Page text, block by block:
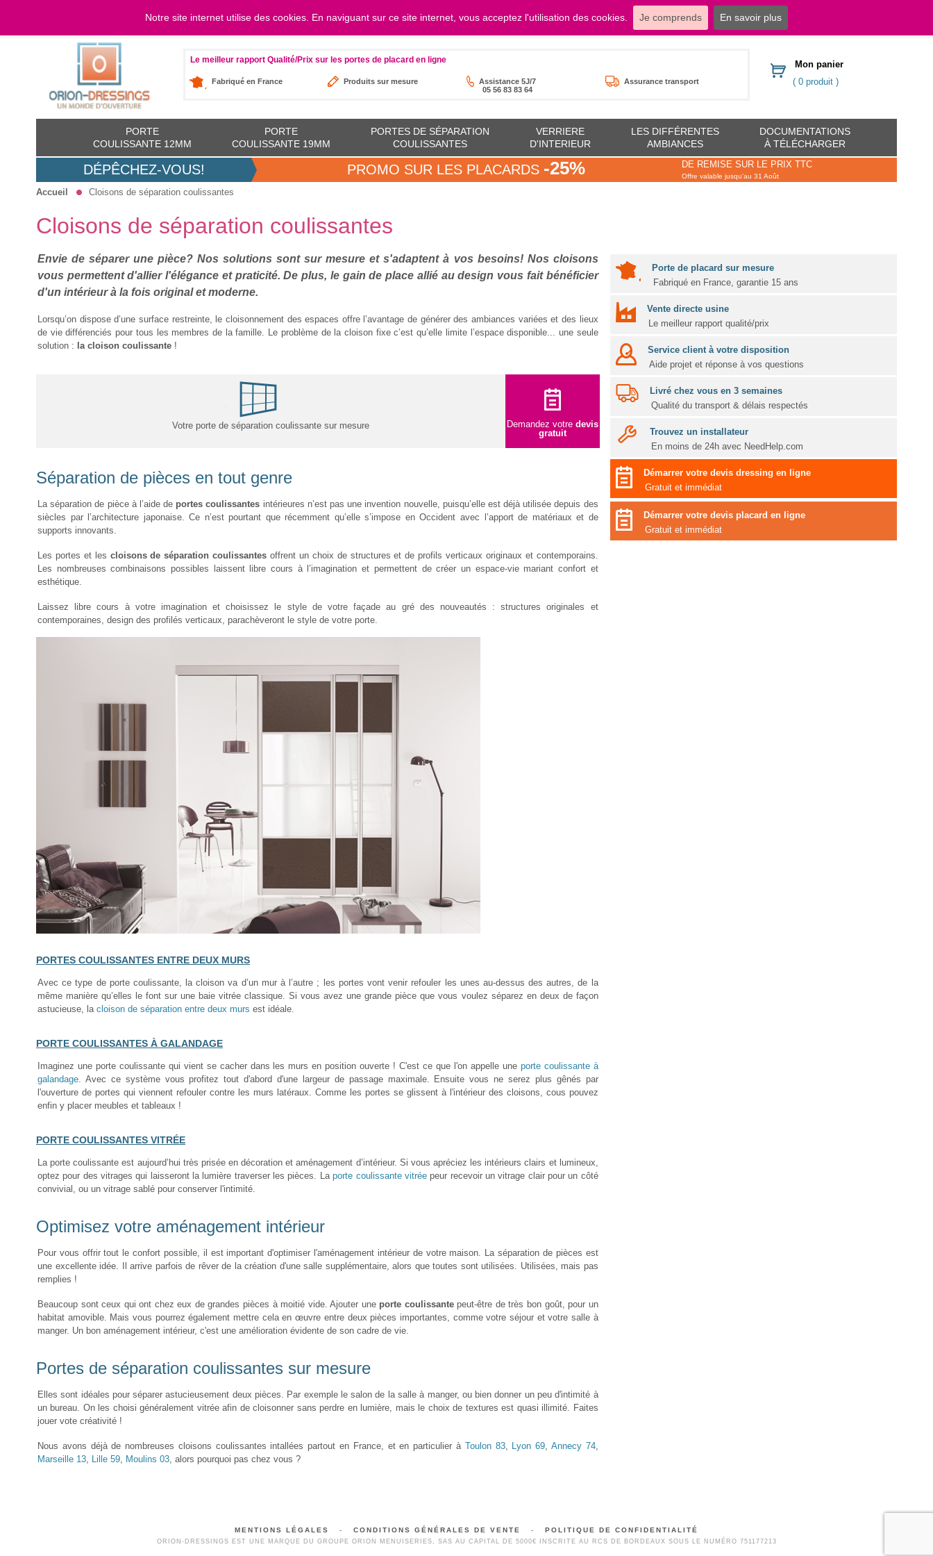
Notre site internet utilise des cookies. En naviguant sur ce site internet, vous acceptez l'utilisation des cookies. Je comprends En savoir plus
Du lundi au vendredi de 8h à 17h30 contact@orion-dressings.com
Le meilleur rapport Qualité/Prix sur les portes de placard en ligne
Fabriqué en France Produits sur mesure
Assistance 5J/7
05 56 83 83 64
Assurance transport
Mon panier
( 0 produit )
PORTE
COULISSANTE 12MM
PORTE
COULISSANTE 19MM
PORTES DE SÉPARATION
COULISSANTES
VERRIERE
D'INTERIEUR
LES DIFFÉRENTES
AMBIANCES
DOCUMENTATIONS
À TÉLÉCHARGER
DÉPÊCHEZ-VOUS! PROMO SUR LES PLACARDS -25% DE REMISE SUR LE PRIX TTC
Offre valable jusqu'au 31 Août
Accueil Cloisons de séparation coulissantes
Cloisons de séparation coulissantes
Envie de séparer une pièce? Nos solutions sont sur mesure et s'adaptent à vos besoins! Nos cloisons
vous permettent d'allier l'élégance et praticité. De plus, le gain de place allié au design vous fait bénéficier
d'un intérieur à la fois original et moderne.
Lorsqu’on dispose d’une surface restreinte, le cloisonnement des espaces offre l’avantage de générer des ambiances variées et des lieux
de vie différenciés pour tous les membres de la famille. Le problème de la cloison fixe c’est qu’elle limite l’espace disponible... une seule
solution : la cloison coulissante !
Votre porte de séparation coulissante sur mesure Demandez votre devis
gratuit
Séparation de pièces en tout genre
La séparation de pièce à l’aide de portes coulissantes intérieures n’est pas une invention nouvelle, puisqu’elle est déjà utilisée depuis des
siècles par l’architecture japonaise. Ce n’est pourtant que récemment qu’elle s’impose en Occident avec l’apport de matériaux et de
supports innovants.
Les portes et les cloisons de séparation coulissantes offrent un choix de structures et de profils verticaux originaux et contemporains.
Les nombreuses combinaisons possibles laissent libre cours à l’imagination et permettent de créer un espace-vie mariant confort et
esthétique.
Laissez libre cours à votre imagination et choisissez le style de votre façade au gré des nouveautés : structures originales et
contemporaines, design des profilés verticaux, parachèveront le style de votre porte.
PORTES COULISSANTES ENTRE DEUX MURS
Avec ce type de porte coulissante, la cloison va d’un mur à l’autre ; les portes vont venir refouler les unes au‐dessus des autres, de la
même manière qu’elles le font sur une baie vitrée classique. Si vous avez une grande pièce que vous voulez séparez en deux de façon
astucieuse, la cloison de séparation entre deux murs est idéale.
PORTE COULISSANTES À GALANDAGE
Imaginez une porte coulissante qui vient se cacher dans les murs en position ouverte ! C'est ce que l'on appelle une porte coulissante à
galandage. Avec ce système vous profitez tout d'abord d'une largeur de passage maximale. Ensuite vous ne serez plus gênés par
l'ouverture de portes qui viennent refouler contre les murs latéraux. Comme les portes se glissent à l'intérieur des cloisons, cous pouvez
enfin y placer meubles et tableaux !
PORTE COULISSANTES VITRÉE
La porte coulissante est aujourd’hui très prisée en décoration et aménagement d’intérieur. Si vous apréciez les intérieurs clairs et lumineux,
optez pour des vitrages qui laisseront la lumière traverser les pièces. Laporte coulissante vitréepeur recevoir un vitrage clair pour un côté
convivial, ou un vitrage sablé pour conserver l'intimité.
Optimisez votre aménagement intérieur
Pour vous offrir tout le confort possible, il est important d'optimiser l'aménagement intérieur de votre maison. La séparation de pièces est
une excellente idée. Il arrive parfois de rêver de la création d'une salle supplémentaire, alors que toutes sont utilisées. Utilisées, mais pas
remplies !
Beaucoup sont ceux qui ont chez eux de grandes pièces à moitié vide. Ajouter une porte coulissantepeut-être de très bon goût, pour un
habitat amovible. Mais vous pourrez également mettre cela en œuvre entre deux pièces importantes, comme votre séjour et votre salle à
manger. Un bon aménagement intérieur, c'est une amélioration évidente de son cadre de vie.
Portes de séparation coulissantes sur mesure
Elles sont idéales pour séparer astucieusement deux pièces. Par exemple le salon de la salle à manger, ou bien donner un peu d'intimité à
un bureau. On les choisi généralement vitrée afin de cloisonner sans perdre en lumière, mais le choix de textures est quasi illimité. Faites
jouer vote créativité !
Nous avons déjà de nombreuses cloisons coulissantes intallées partout en France, et en particulier à Toulon 83, Lyon 69, Annecy 74,
Marseille 13, Lille 59, Moulins 03, alors pourquoi pas chez vous ?
Porte de placard sur mesure
Fabriqué en France, garantie 15 ans
Vente directe usine
Le meilleur rapport qualité/prix
Service client à votre disposition
Aide projet et réponse à vos questions
Livré chez vous en 3 semaines
Qualité du transport & délais respectés
Trouvez un installateur
En moins de 24h avec NeedHelp.com
Démarrer votre devis dressing en ligne
Gratuit et immédiat
Démarrer votre devis placard en ligne
Gratuit et immédiat
MENTIONS LÉGALES - CONDITIONS GÉNÉRALES DE VENTE - POLITIQUE DE CONFIDENTIALITÉ
ORION-DRESSINGS EST UNE MARQUE DU GROUPE ORION MENUISERIES, SAS AU CAPITAL DE 5000€ INSCRITE AU RCS DE BORDEAUX SOUS LE NUMÉRO 751177213